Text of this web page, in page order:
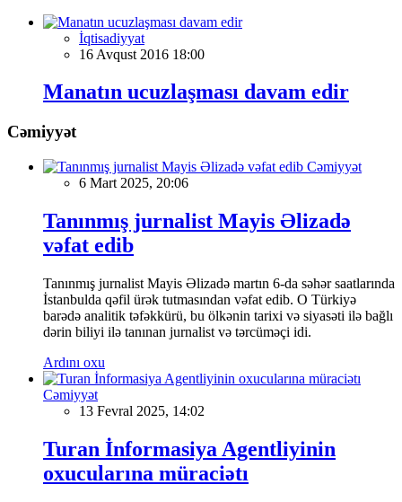
İqtisadiyyat
16 Avqust 2016 18:00
Manatın ucuzlaşması davam edir
Cəmiyyət
Cəmiyyət
6 Mart 2025, 20:06
Tanınmış jurnalist Mayis Əlizadə
vəfat edib
Tanınmış jurnalist Mayis Əlizadə martın 6-da səhər saatlarında
İstanbulda qəfil ürək tutmasından vəfat edib. O Türkiyə
barədə analitik təfəkkürü, bu ölkənin tarixi və siyasəti ilə bağlı
dərin biliyi ilə tanınan jurnalist və tərcüməçi idi.
Ardını oxu
Cəmiyyət
13 Fevral 2025, 14:02
Turan İnformasiya Agentliyinin
oxucularına müraciətı